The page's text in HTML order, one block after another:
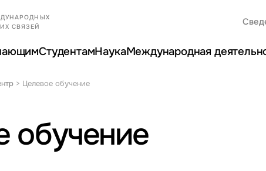
СтудентамНаукаМеждународная
> Целевое обучение
обучение